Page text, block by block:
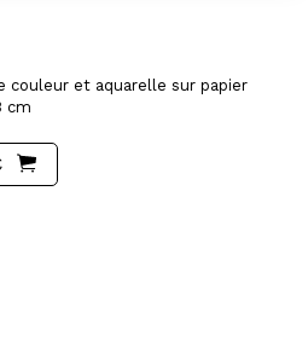
couleur et aquarelle sur papier
cm